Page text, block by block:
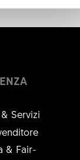
Servizi
& Fair-